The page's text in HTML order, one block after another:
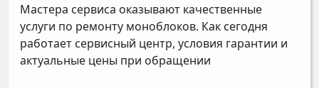
Мастера сервиса оказывают качественные
услуги по ремонту моноблоков. Как сегодня
работает сервисный центр, условия гарантии и
актуальные цены при обращении